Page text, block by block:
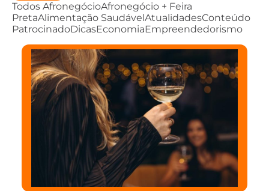
Todos AfronegócioAfronegócio + Feira
PretaAlimentação SaudávelAtualidadesConteúdo
PatrocinadoDicasEconomiaEmpreendedorismo